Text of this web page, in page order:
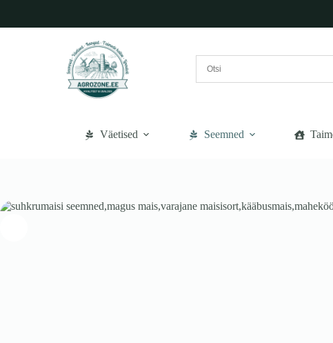
juurde
Väetised Seemned